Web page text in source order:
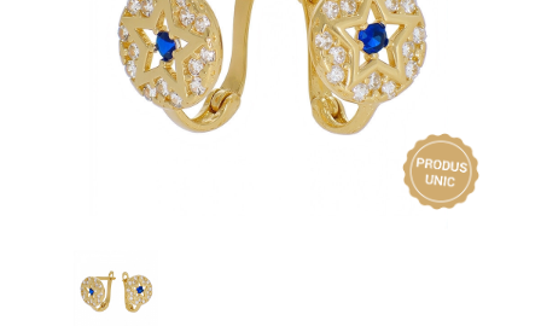
BIJUTERII COPII